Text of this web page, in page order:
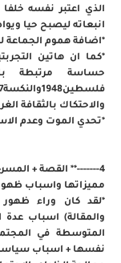
الذي اعتبر نفسه
انبعاته ليصبح حيا
*اضافة هموم الجماعة
*كما ان هاتين
حساسة مرتبطة
فلسطين1948والنكسة1967-عامل سياسي-
والاحتكاك بالثقافة
*تحدي الموت وعدم
4-------** القصة + المسرح وباقي الفنون **
مميزاتها واسباب
*لقد كان وراء ظهور
والمقالة) اسباب عدة
المتوسطة في
نفسها + اسباب